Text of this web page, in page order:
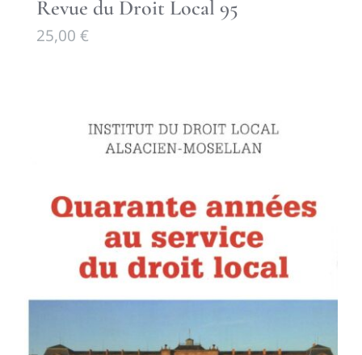
Revue du Droit Local 95
25,00 €